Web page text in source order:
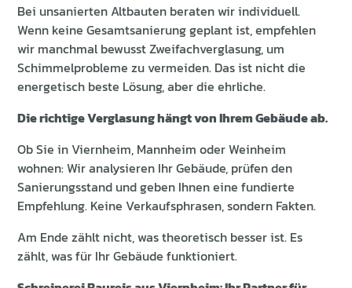
Bei unsanierten Altbauten beraten wir individuell.
Wenn keine Gesamtsanierung geplant ist, empfehlen
wir manchmal bewusst Zweifachverglasung, um
Schimmelprobleme zu vermeiden. Das ist nicht die
energetisch beste Lösung, aber die ehrliche.
Die richtige Verglasung hängt von Ihrem Gebäude ab.
Ob Sie in Viernheim, Mannheim oder Weinheim
wohnen: Wir analysieren Ihr Gebäude, prüfen den
Sanierungsstand und geben Ihnen eine fundierte
Empfehlung. Keine Verkaufsphrasen, sondern Fakten.
Am Ende zählt nicht, was theoretisch besser ist. Es
zählt, was für Ihr Gebäude funktioniert.